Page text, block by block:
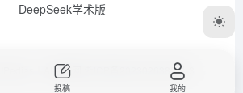
DeepSeek学术版
AIPedias｜AI导航网 浙ICP备2023026385号-3
投稿 我的